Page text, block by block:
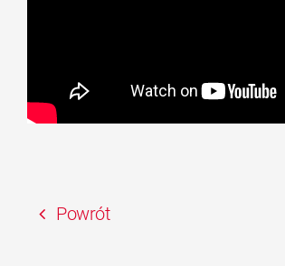
Powrót